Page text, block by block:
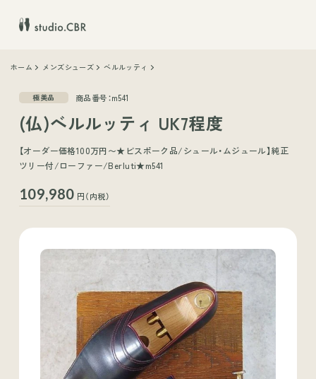
ホーム メンズシューズ ベルルッティ
極美品 商品番号：m541
(仏)ベルルッティ UK7程度
【オーダー価格100万円〜★ビスポーク品/シュール・ムジュール】純正
ツリー付/ローファー/Berluti★m541
109,980 円（内税）